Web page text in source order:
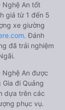
Nghệ An tốt
giá từ 1 đến 5
xe giường
. Đánh
đã trải nghiệm
An được
đi Quảng
dựa trên các
phục vụ.